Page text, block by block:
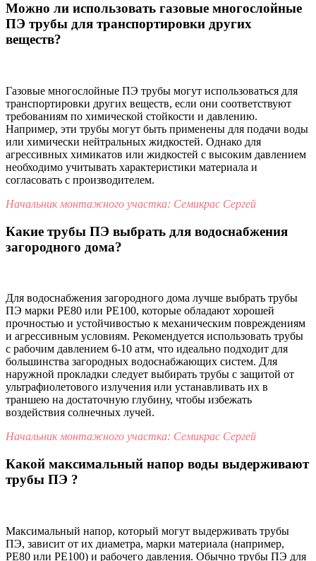
Можно ли использовать газовые многослойные
ПЭ трубы для транспортировки других
веществ?
Газовые многослойные ПЭ трубы могут использоваться для
транспортировки других веществ, если они соответствуют
требованиям по химической стойкости и давлению.
Например, эти трубы могут быть применены для подачи воды
или химически нейтральных жидкостей. Однако для
агрессивных химикатов или жидкостей с высоким давлением
необходимо учитывать характеристики материала и
согласовать с производителем.
Начальник монтажного участка: Семикрас Сергей
Какие трубы ПЭ выбрать для водоснабжения
загородного дома?
Для водоснабжения загородного дома лучше выбрать трубы
ПЭ марки PE80 или PE100, которые обладают хорошей
прочностью и устойчивостью к механическим повреждениям
и агрессивным условиям. Рекомендуется использовать трубы
с рабочим давлением 6-10 атм, что идеально подходит для
большинства загородных водоснабжающих систем. Для
наружной прокладки следует выбирать трубы с защитой от
ультрафиолетового излучения или устанавливать их в
траншею на достаточную глубину, чтобы избежать
воздействия солнечных лучей.
Начальник монтажного участка: Семикрас Сергей
Какой максимальный напор воды выдерживают
трубы ПЭ ?
Максимальный напор, который могут выдерживать трубы
ПЭ, зависит от их диаметра, марки материала (например,
PE80 или PE100) и рабочего давления. Обычно трубы ПЭ для